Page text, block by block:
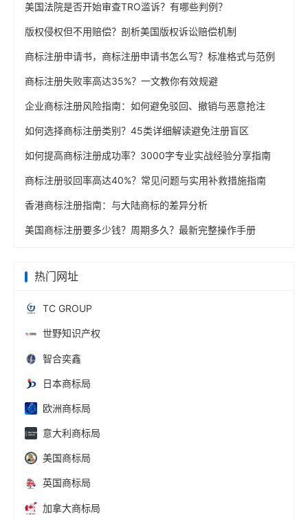
美国法院是否开始审查TRO滥诉？有哪些判例？
版权侵权但不用赔偿？剖析美国版权诉讼赔偿机制
商标注册申请书，商标注册申请书怎么写？标准格式与范例
商标注册失败率高达35%？一文教你有效规避
企业商标注册风险指南：如何避免驳回、撤销与恶意抢注
如何选择商标注册类别？45类详细解读避免注册盲区
如何提高商标注册成功率？3000字专业实战经验分享指南
商标注册驳回率高达40%？常见问题与实用补救措施指南
香港商标注册指南：与大陆商标的差异分析
美国商标注册要多少钱？周期多久？最新完整操作手册
热门网址
TC GROUP
世野知识产权
智合奕鑫
日本商标局
欧洲商标局
意大利商标局
美国商标局
英国商标局
加拿大商标局